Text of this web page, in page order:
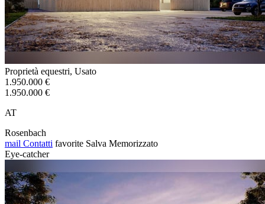
Proprietà equestri, Usato
1.950.000 €
1.950.000 €
AT
Rosenbach
mail Contatti favorite Salva Memorizzato
Eye-catcher